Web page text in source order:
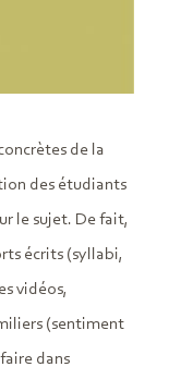
de la
des étudiants
le sujet. De fait,
écrits (syllabi,
vidéos,
(sentiment
dans